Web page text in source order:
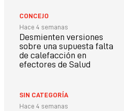
CONCEJO
Hace 4 semanas
Desmienten versiones
sobre una supuesta falta
de calefacción en
efectores de Salud
SIN CATEGORÍA
Hace 4 semanas